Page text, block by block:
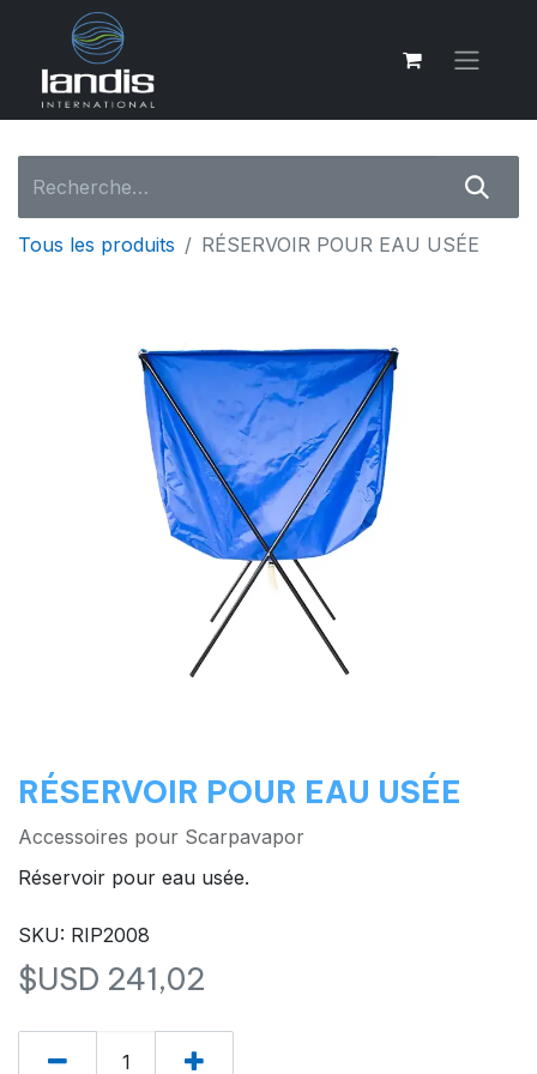
Tous les produits RÉSERVOIR POUR EAU USÉE
RÉSERVOIR POUR EAU USÉE
Accessoires pour Scarpavapor
Réservoir pour eau usée.
SKU: RIP2008
$USD 241,02